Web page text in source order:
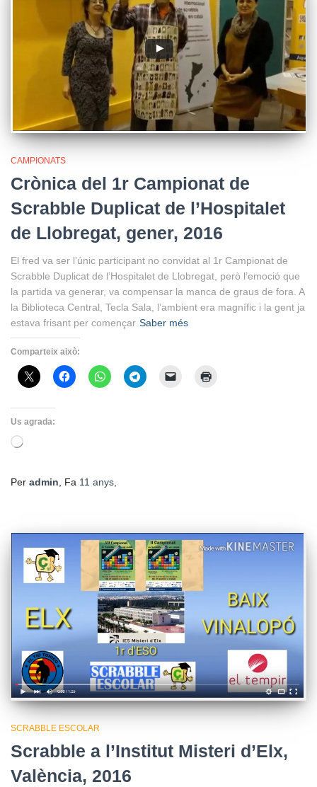
CAMPIONATS
Crònica del 1r Campionat de
Scrabble Duplicat de l’Hospitalet
de Llobregat, gener, 2016
El fred va ser l’únic participant no convidat al 1r Campionat de
Scrabble Duplicat de l’Hospitalet de Llobregat, però l’emoció que
la partida va generar, va compensar la manca de graus de fora. A
la Biblioteca Central, Tecla Sala, l’ambient era magnífic i la gent ja
estava frisant per començar Saber més
Comparteix això:
Us agrada:
S'està
Per admin, Fa 11 anys,
SCRABBLE ESCOLAR
Scrabble a l’Institut Misteri d’Elx,
València, 2016